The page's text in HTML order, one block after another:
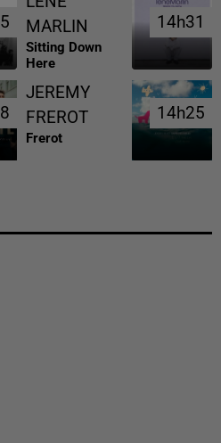
MARLIN
Sitting Down
Here
14h31
14h31
JEREMY
FREROT
Frerot
14h25
14h25